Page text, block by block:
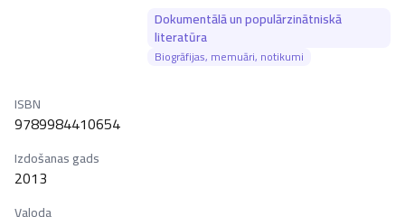
Dokumentālā un populārzinātniskā
literatūra
Biogrāfijas, memuāri, notikumi
ISBN
9789984410654
Izdošanas gads
2013